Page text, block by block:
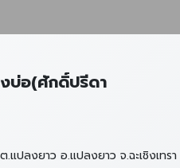
บ่อ(ศักดิ์ปรีดา
ปลงยาว อ.แปลงยาว จ.ฉะเชิงเทรา